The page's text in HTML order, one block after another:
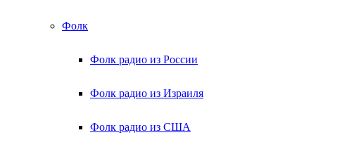
Фолк
Фолк радио из России
Фолк радио из Израиля
Фолк радио из США